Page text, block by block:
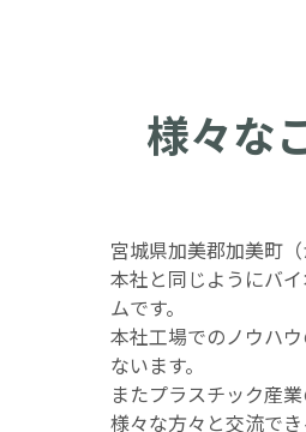
様々な
宮城県加美郡加美町
本社と同じようにバ
ムです。
本社工場でのノウハ
ないます。
またプラスチック産
様々な方々と交流で